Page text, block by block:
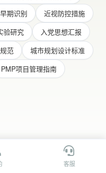
期识别
近视防控措施
验研究
入党思想汇报
范
城市规划设计标准
PMP项目管理指南
客服